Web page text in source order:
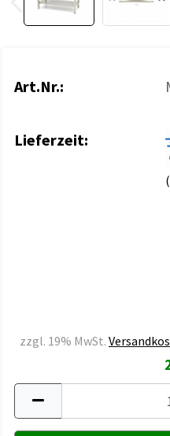
Art.Nr.:
Lieferzeit:
zzgl. 19% MwSt.